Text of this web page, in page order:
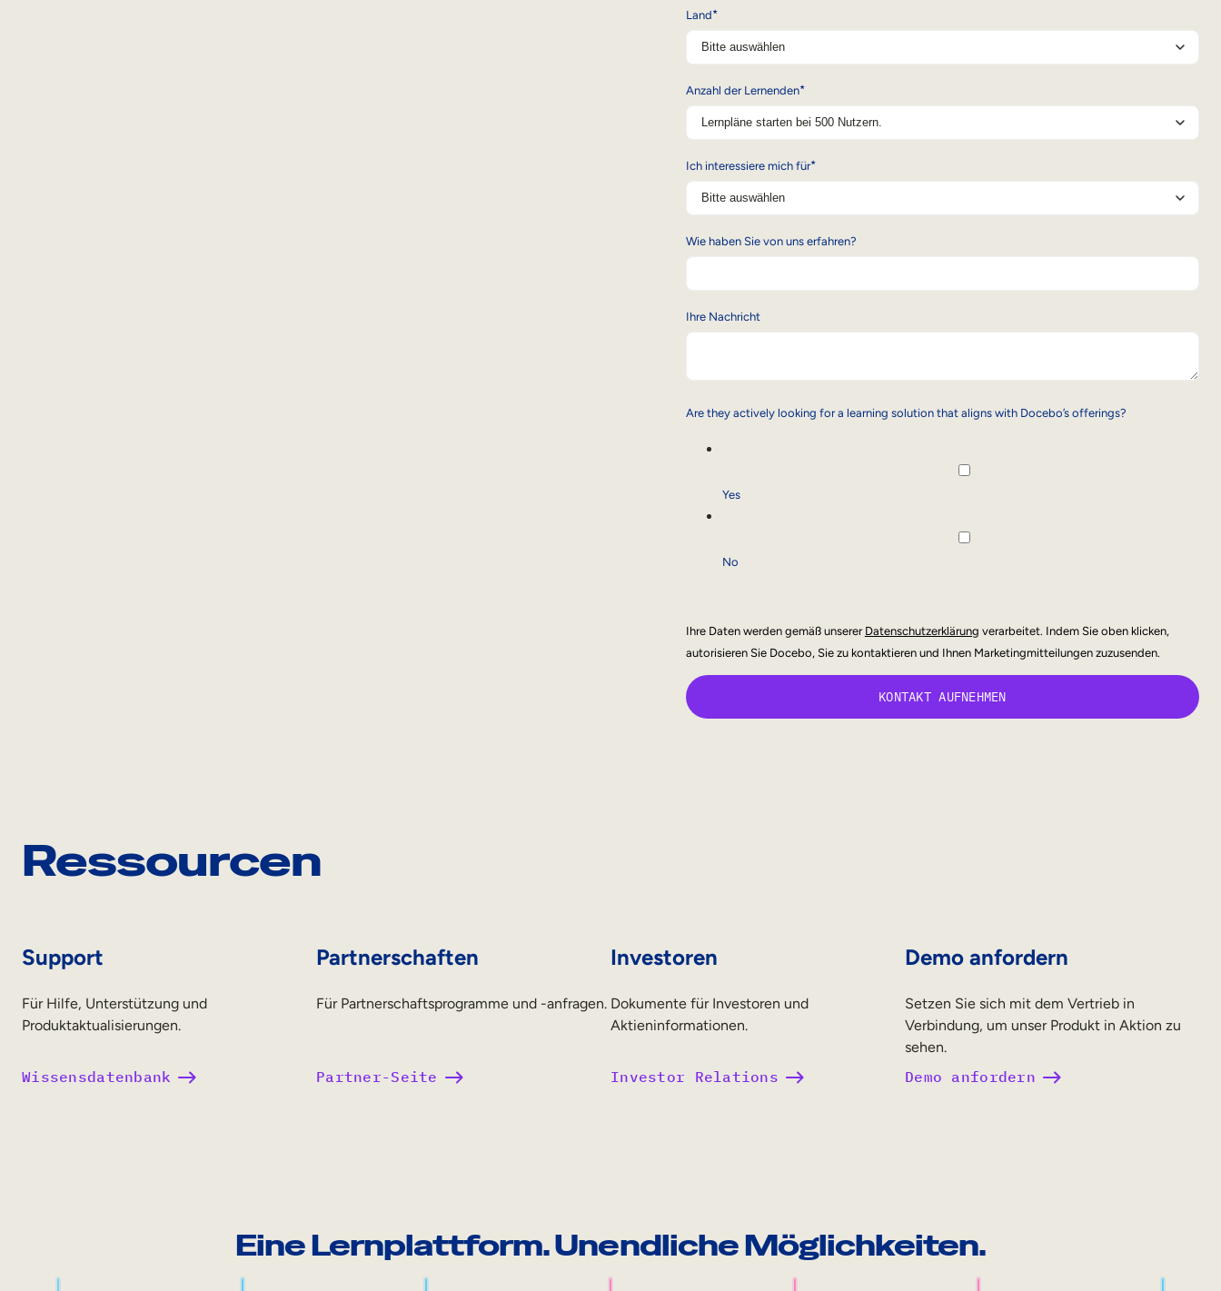
Land*
Anzahl der Lernenden*
Ich interessiere mich für*
Wie haben Sie von uns erfahren?
Ihre Nachricht
Are they actively looking for a learning solution that aligns with Docebo’s offerings?
Yes
No
Ihre Daten werden gemäß unserer Datenschutzerklärung verarbeitet. Indem Sie oben klicken,
autorisieren Sie Docebo, Sie zu kontaktieren und Ihnen Marketingmitteilungen zuzusenden.
Ressourcen
Support
Für Hilfe, Unterstützung und
Produktaktualisierungen.
Wissensdatenbank
Partnerschaften
Für Partnerschaftsprogramme und -anfragen.
Partner-Seite
Investoren
Dokumente für Investoren und
Aktieninformationen.
Investor Relations
Demo anfordern
Setzen Sie sich mit dem Vertrieb in
Verbindung, um unser Produkt in Aktion zu
sehen.
Demo anfordern
Eine Lernplattform. Unendliche Möglichkeiten.